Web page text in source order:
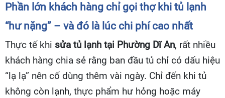
Phần lớn khách hàng chỉ gọi thợ khi tủ lạnh
“hư nặng” – và đó là lúc chi phí cao nhất
Thực tế khi sửa tủ lạnh tại Phường Dĩ An, rất nhiều
khách hàng chia sẻ rằng ban đầu tủ chỉ có dấu hiệu
“lạ lạ” nên cố dùng thêm vài ngày. Chỉ đến khi tủ
không còn lạnh, thực phẩm hư hỏng hoặc máy